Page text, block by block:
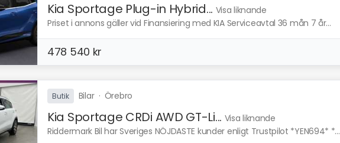
Kia Sportage Plug-in Hybrid... Visa liknande
Priset i annons gäller vid Finansiering med KIA Serviceavtal 36 mån 7 år...
478 540 kr
Butik Bilar· Örebro
Kia Sportage CRDi AWD GT-Li... Visa liknande
Riddermark Bil har Sveriges NÖJDASTE kunder enligt Trustpilot *YEN694* *...